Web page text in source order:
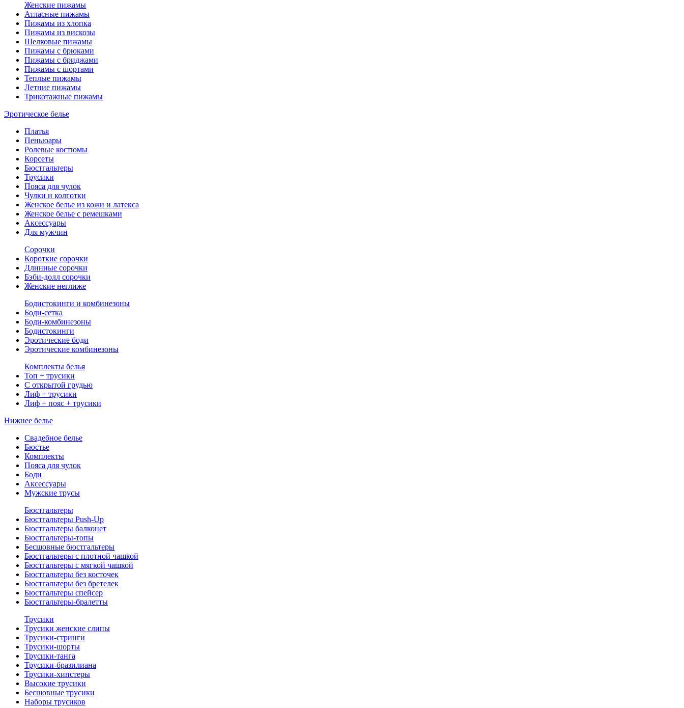
Женские пижамы
Атласные пижамы
Пижамы из хлопка
Пижамы из вискозы
Шелковые пижамы
Пижамы с брюками
Пижамы с бриджами
Пижамы с шортами
Теплые пижамы
Летние пижамы
Трикотажные пижамы
Эротическое белье
Платья
Пеньюары
Ролевые костюмы
Корсеты
Бюстгальтеры
Трусики
Пояса для чулок
Чулки и колготки
Женское белье из кожи и латекса
Женское белье с ремешками
Аксессуары
Для мужчин
Сорочки
Короткие сорочки
Длинные сорочки
Бэби-долл сорочки
Женские неглиже
Бодистокинги и комбинезоны
Боди-сетка
Боди-комбинезоны
Бодистокинги
Эротические боди
Эротические комбинезоны
Комплекты белья
Топ + трусики
С открытой грудью
Лиф + трусики
Лиф + пояс + трусики
Нижнее белье
Свадебное белье
Бюстье
Комплекты
Пояса для чулок
Боди
Аксессуары
Мужские трусы
Бюстгальтеры
Бюстгальтеры Push-Up
Бюстгальтеры балконет
Бюстгальтеры-топы
Бесшовные бюстгальтеры
Бюстгальтеры с плотной чашкой
Бюстгальтеры с мягкой чашкой
Бюстгальтеры без косточек
Бюстгальтеры без бретелек
Бюстгальтеры спейсер
Бюстгальтеры-бралетты
Трусики
Трусики женские слипы
Трусики-стринги
Трусики-шорты
Трусики-танга
Трусики-бразилиана
Трусики-хипстеры
Высокие трусики
Бесшовные трусики
Наборы трусиков